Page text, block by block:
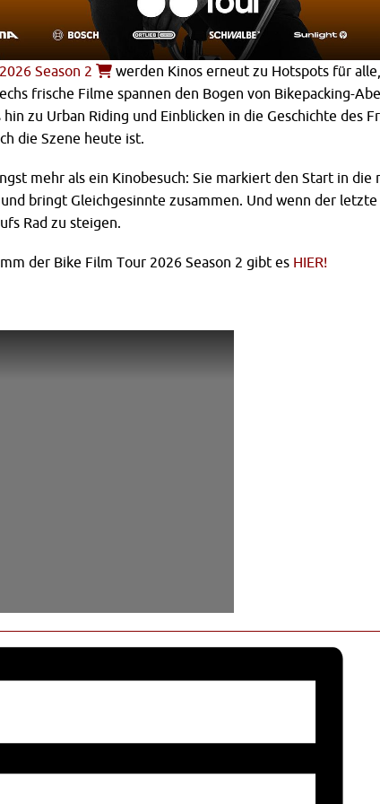
Season 2
werden Kinos erneut zu Hotspots für
frische Filme spannen den Bogen von Bikepacking-
zu Urban Riding und Einblicken in die Geschichte des
die Szene heute ist.
mehr als ein Kinobesuch: Sie markiert den Start in die
bringt Gleichgesinnte zusammen. Und wenn der
Rad zu steigen.
der Bike Film Tour 2026 Season 2 gibt esHIER!